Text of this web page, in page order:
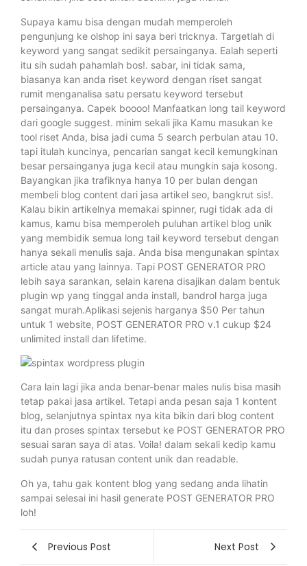
Supaya kamu bisa dengan mudah memperoleh
pengunjung ke olshop ini saya beri tricknya. Targetlah di
keyword yang sangat sedikit persainganya. Ealah seperti
itu sih sudah pahamlah bos!. sabar, ini tidak sama,
biasanya kan anda riset keyword dengan riset sangat
rumit menganalisa satu persatu keyword tersebut
persainganya. Capek boooo! Manfaatkan long tail keyword
dari google suggest. minim sekali jika Kamu masukan ke
tool riset Anda, bisa jadi cuma 5 search perbulan atau 10.
tapi itulah kuncinya, pencarian sangat kecil kemungkinan
besar persainganya juga kecil atau mungkin saja kosong.
Bayangkan jika trafiknya hanya 10 per bulan dengan
membeli blog content dari jasa artikel seo, bangkrut sis!.
Kalau bikin artikelnya memakai spinner, rugi tidak ada di
kamus, kamu bisa memperoleh puluhan artikel blog unik
yang membidik semua long tail keyword tersebut dengan
hanya sekali menulis saja. Anda bisa mengunakan spintax
article atau yang lainnya. Tapi POST GENERATOR PRO
lebih saya sarankan, selain karena disajikan dalam bentuk
plugin wp yang tinggal anda install, bandrol harga juga
sangat murah.Aplikasi sejenis harganya $50 Per tahun
untuk 1 website, POST GENERATOR PRO v.1 cukup $24
unlimited install dan lifetime.
Cara lain lagi jika anda benar-benar males nulis bisa masih
tetap pakai jasa artikel. Tetapi anda pesan saja 1 kontent
blog, selanjutnya spintax nya kita bikin dari blog content
itu dan proses spintax tersebut ke POST GENERATOR PRO
sesuai saran saya di atas. Voila! dalam sekali kedip kamu
sudah punya ratusan content unik dan readable.
Oh ya, tahu gak kontent blog yang sedang anda lihatin
sampai selesai ini hasil generate POST GENERATOR PRO
loh!
Previous Post Next Post